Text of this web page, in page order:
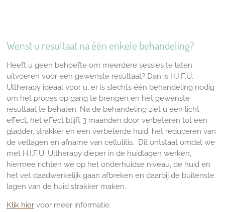
Wenst u resultaat na één enkele behandeling?
Heeft u geen behoefte om meerdere sessies te laten
uitvoeren voor een gewenste resultaat? Dan is H.I.F.U.
Ultherapy ideaal voor u, er is slechts één behandeling nodig
om het proces op gang te brengen en het gewenste
resultaat te behalen. Na de behandeling ziet u een licht
effect, het effect blijft 3 maanden door verbeteren tot een
gladder, strakker en een verbeterde huid, het reduceren van
de vetlagen en afname van cellulitis. Dit ontstaat omdat we
met H.I.F.U. Ultherapy dieper in de huidlagen werken,
hiermee richten we op het onderhuidse niveau, de huid en
het vet daadwerkelijk gaan afbreken en daarbij de buitenste
lagen van de huid strakker maken.
Klik hiervoor meer informatie.